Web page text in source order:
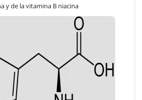
y de la vitamina B niacina